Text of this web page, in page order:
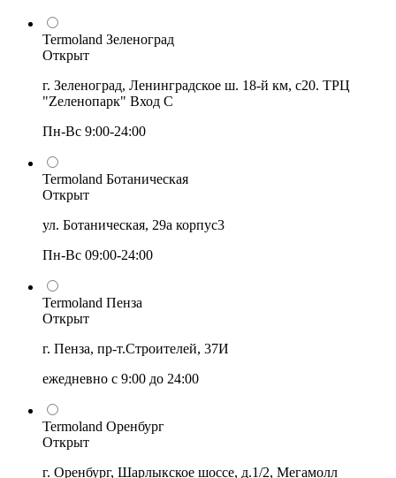
Termoland Зеленоград
Открыт
г. Зеленоград, Ленинградское ш. 18-й км, с20. ТРЦ
"Zеленопарк" Вход С
Пн-Вс 9:00-24:00
Termoland Ботаническая
Открыт
ул. Ботаническая, 29а корпус3
Пн-Вс 09:00-24:00
Termoland Пенза
Открыт
г. Пенза, пр-т.Строителей, 37И
ежедневно с 9:00 до 24:00
Termoland Оренбург
Открыт
г. Оренбург, Шарлыкское шоссе, д.1/2, Мегамолл